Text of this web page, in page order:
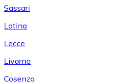
Sassari
Latina
Lecce
Livorno
Cosenza